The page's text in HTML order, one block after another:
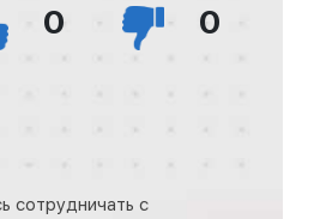
0 0
сотрудничать с